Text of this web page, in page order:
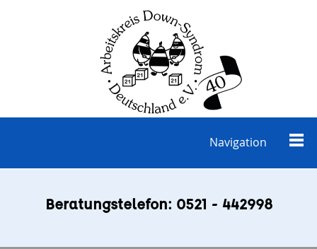
Navigation
Beratungstelefon: 0521 - 442998